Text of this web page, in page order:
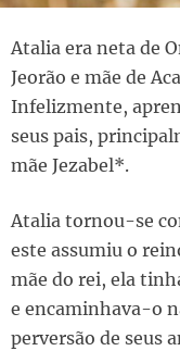
Atalia era neta de
Jeorão e mãe de
Infelizmente,
seus pais,
mãe Jezabel*.
Atalia tornou-se
este assumiu o
mãe do rei, ela
e encaminhava-o
perversão de seus